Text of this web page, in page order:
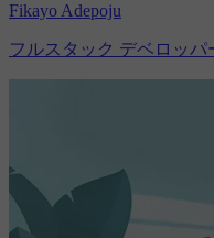
Fikayo Adepoju
フルスタック デベロッ